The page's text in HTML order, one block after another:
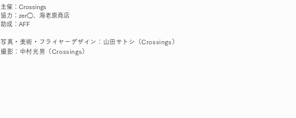
主催：Crossings
協力：zer◯、海老原商店
助成：AFF
写真・美術・フライヤーデザイン：山田サトシ（Crossings）
撮影：中村光男（Crossings）